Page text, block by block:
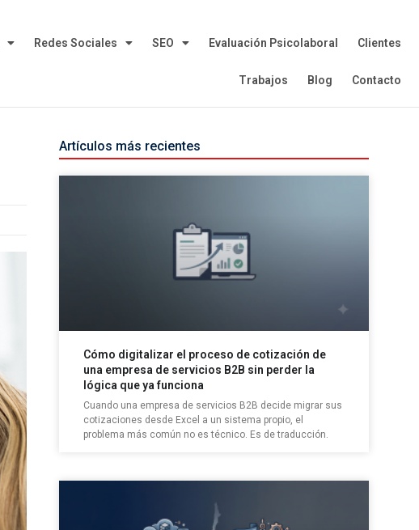
Redes Sociales SEO Evaluación Psicolaboral Clientes
Trabajos Blog Contacto
Artículos más recientes
Cómo digitalizar el proceso de cotización de
una empresa de servicios B2B sin perder la
lógica que ya funciona
Cuando una empresa de servicios B2B decide migrar sus
cotizaciones desde Excel a un sistema propio, el
problema más común no es técnico. Es de traducción.